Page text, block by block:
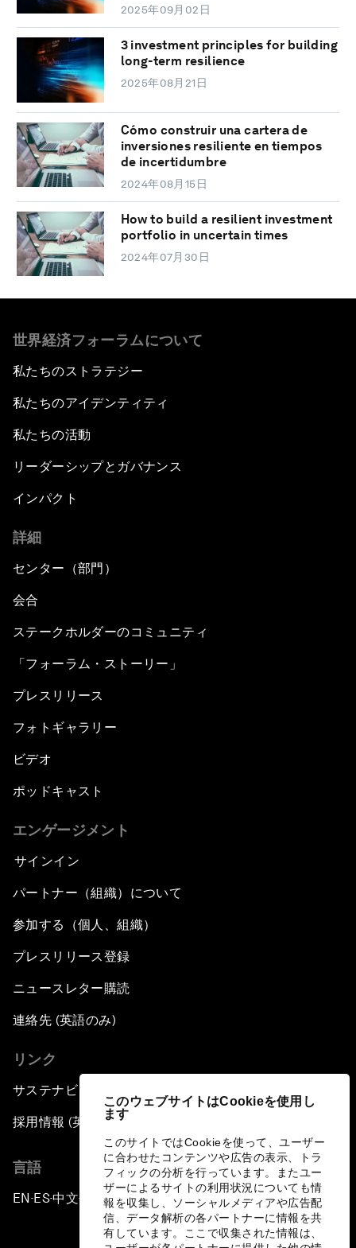
このウェブサイトはCookieを使用し
ます
このサイトではCookieを使って、ユーザー
に合わせたコンテンツや広告の表示、トラ
フィックの分析を行っています。またユー
ザーによるサイトの利用状況についても情
報を収集し、ソーシャルメディアや広告配
信、データ解析の各パートナーに情報を共
有しています。ここで収集された情報は、
2025年09月02日
3 investment principles for building
long-term resilience
2025年08月21日
Cómo construir una cartera de
inversiones resiliente en tiempos
de incertidumbre
2024年08月15日
How to build a resilient investment
portfolio in uncertain times
2024年07月30日
世界経済フォーラムについて
私たちのストラテジー
私たちのアイデンティティ
私たちの活動
リーダーシップとガバナンス
インパクト
詳細
センター（部門）
会合
ステークホルダーのコミュニティ
「フォーラム・ストーリー」
プレスリリース
フォトギャラリー
ビデオ
ポッドキャスト
エンゲージメント
サインイン
パートナー（組織）について
参加する（個人、組織）
プレスリリース登録
ニュースレター購読
連絡先 (英語のみ)
リンク
サステナビリティへの取り組み
採用情報 (英語のみ)
言語
EN ▪ES▪中文▪ 日本語